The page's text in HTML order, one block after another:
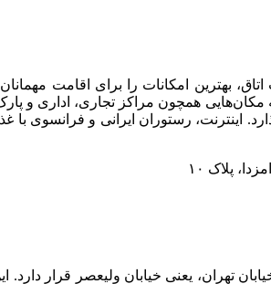
همچون مراکز تجاری، اداری و
اینترنت، رستوران ایرانی و فرانسوی
پلاک ۱۰